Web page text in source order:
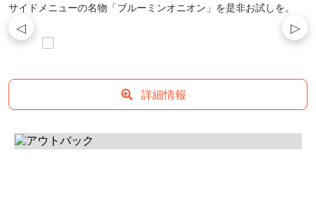
サイドメニューの名物「ブルーミンオニオン」を是非お試しを。
詳細情報